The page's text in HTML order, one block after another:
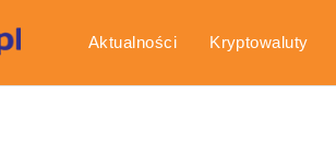
Aktualności Kryptowaluty